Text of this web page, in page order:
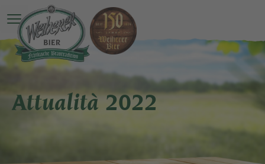
O Menu principale è ancora una sorpresa
Attualità 2022